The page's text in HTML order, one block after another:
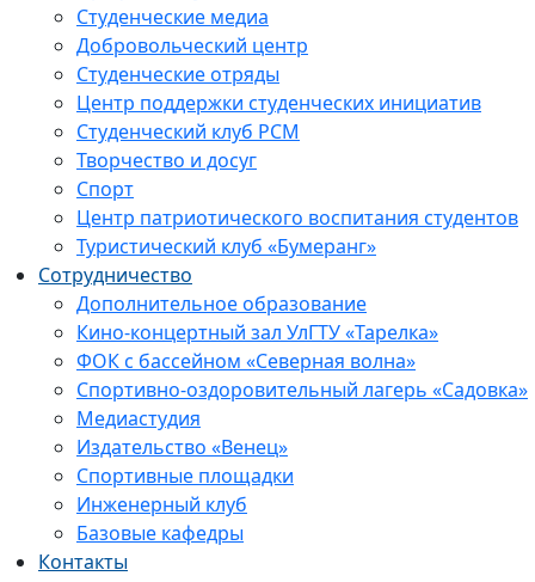
Студенческие медиа
Добровольческий центр
Студенческие отряды
Центр поддержки студенческих инициатив
Студенческий клуб РСМ
Творчество и досуг
Спорт
Центр патриотического воспитания студентов
Туристический клуб «Бумеранг»
Сотрудничество
Дополнительное образование
Кино-концертный зал УлГТУ «Тарелка»
ФОК с бассейном «Северная волна»
Спортивно-оздоровительный лагерь «Садовка»
Медиастудия
Издательство «Венец»
Спортивные площадки
Инженерный клуб
Базовые кафедры
Контакты